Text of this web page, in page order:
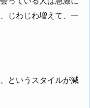
じわじわ増えて、一
というスタイルが減